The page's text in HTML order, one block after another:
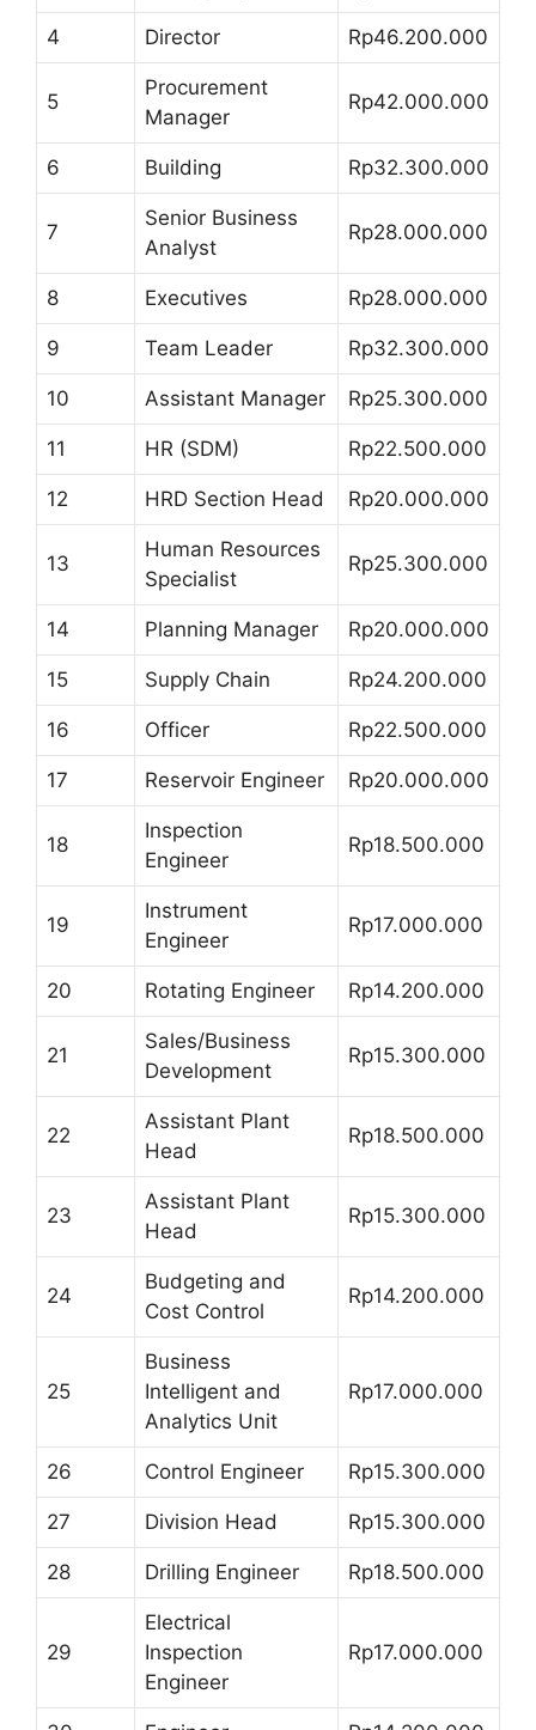
4 Director Rp46.200.000
5
Procurement
Manager
Rp42.000.000
6 Building Rp32.300.000
7
Senior Business
Analyst
Rp28.000.000
8 Executives Rp28.000.000
9 Team Leader Rp32.300.000
10 Assistant Manager Rp25.300.000
11 HR (SDM) Rp22.500.000
12 HRD Section Head Rp20.000.000
13
Human Resources
Specialist
Rp25.300.000
14 Planning Manager Rp20.000.000
15 Supply Chain Rp24.200.000
16 Officer Rp22.500.000
17 Reservoir Engineer Rp20.000.000
18
Inspection
Engineer
Rp18.500.000
19
Instrument
Engineer
Rp17.000.000
20 Rotating Engineer Rp14.200.000
21
Sales/Business
Development
Rp15.300.000
22
Assistant Plant
Head
Rp18.500.000
23
Assistant Plant
Head
Rp15.300.000
24
Budgeting and
Cost Control
Rp14.200.000
25
Business
Intelligent and
Analytics Unit
Rp17.000.000
26 Control Engineer Rp15.300.000
27 Division Head Rp15.300.000
28 Drilling Engineer Rp18.500.000
29
Electrical
Inspection
Engineer
Rp17.000.000